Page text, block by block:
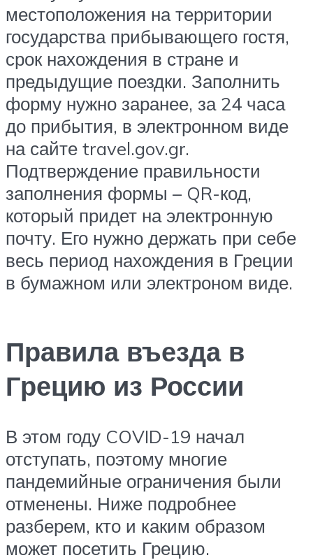
местоположения на территории
государства прибывающего гостя,
срок нахождения в стране и
предыдущие поездки. Заполнить
форму нужно заранее, за 24 часа
до прибытия, в электронном виде
на сайте travel.gov.gr.
Подтверждение правильности
заполнения формы – QR-код,
который придет на электронную
почту. Его нужно держать при себе
весь период нахождения в Греции
в бумажном или электроном виде.
Правила въезда в
Грецию из России
В этом году COVID-19 начал
отступать, поэтому многие
пандемийные ограничения были
отменены. Ниже подробнее
разберем, кто и каким образом
может посетить Грецию.